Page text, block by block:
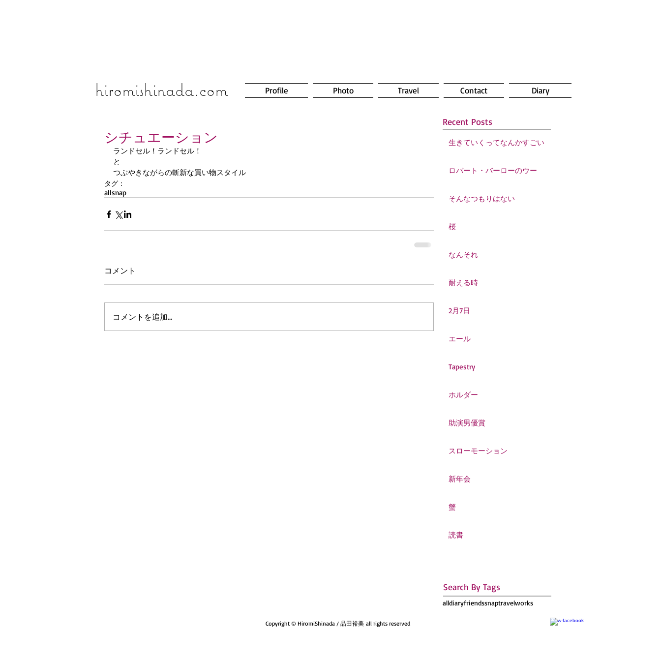
​​​​​​​hiromishinada.com Profile Photo Travel Contact Diary
シチュエーション
ランドセル！ランドセル！
と
つぶやきながらの斬新な買い物スタイル
タグ：
allsnap
コメント
コメントを追加…
Recent Posts
生きていくってなんかすごい
ロバート・バーローのウー
そんなつもりはない
桜
なんそれ
耐える時
2月7日
エール
Tapestry
ホルダー
助演男優賞
スローモーション
新年会
蟹
読書
Search By Tags
alldiaryfriendssnaptravelworks
Copyright © HiromiShinada / 品田裕美 all rights reserved